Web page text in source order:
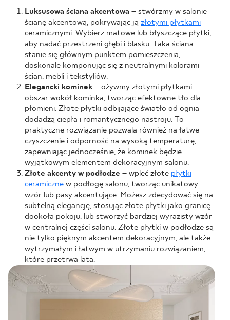
Luksusowa ściana akcentowa – stwórzmy w salonie
ścianę akcentową, pokrywając ją złotymi płytkami
ceramicznymi. Wybierz matowe lub błyszczące płytki,
aby nadać przestrzeni głębi i blasku. Taka ściana
stanie się głównym punktem pomieszczenia,
doskonale komponując się z neutralnymi kolorami
ścian, mebli i tekstyliów.
Elegancki kominek – ożywmy złotymi płytkami
obszar wokół kominka, tworząc efektowne tło dla
płomieni. Złote płytki odbijające światło od ognia
dodadzą ciepła i romantycznego nastroju. To
praktyczne rozwiązanie pozwala również na łatwe
czyszczenie i odporność na wysoką temperaturę,
zapewniając jednocześnie, że kominek będzie
wyjątkowym elementem dekoracyjnym salonu.
Złote akcenty w podłodze – wpleć złote płytki
ceramiczne w podłogę salonu, tworząc unikatowy
wzór lub pasy akcentujące. Możesz zdecydować się na
subtelną elegancję, stosując złote płytki jako granicę
dookoła pokoju, lub stworzyć bardziej wyrazisty wzór
w centralnej części salonu. Złote płytki w podłodze są
nie tylko pięknym akcentem dekoracyjnym, ale także
wytrzymałym i łatwym w utrzymaniu rozwiązaniem,
które przetrwa lata.